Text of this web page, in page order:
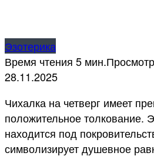
Эзотерика
Время чтения 5 мин.
28.11.2025
Чихалка на четверг имеет
положительное толкование.
находится под
символизирует душевное